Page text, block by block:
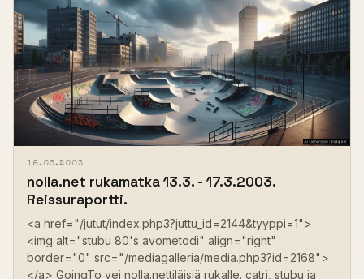
18.03.2003
nolla.net rukamatka 13.3. - 17.3.2003.
Reissuraportti.
<a href="/jutut/index.php3?juttu_id=2144&tyyppi=1">
<img alt="stubu 80's avometodi" align="right"
border="0" src="/mediagalleria/media.php3?id=2168">
</a> GoingTo vei nolla.nettiläisiä rukalle. catri, stubu ja